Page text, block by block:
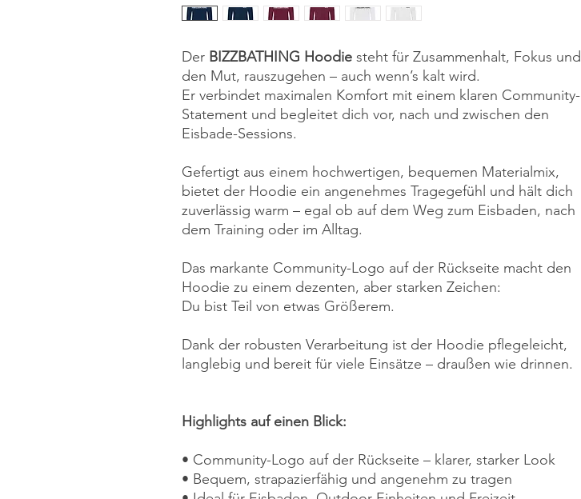
Der BIZZBATHING Hoodie steht für Zusammenhalt, Fokus und
den Mut, rauszugehen – auch wenn’s kalt wird.
Er verbindet maximalen Komfort mit einem klaren Community-
Statement und begleitet dich vor, nach und zwischen den
Eisbade-Sessions.
Gefertigt aus einem hochwertigen, bequemen Materialmix,
bietet der Hoodie ein angenehmes Tragegefühl und hält dich
zuverlässig warm – egal ob auf dem Weg zum Eisbaden, nach
dem Training oder im Alltag.
Das markante Community-Logo auf der Rückseite macht den
Hoodie zu einem dezenten, aber starken Zeichen:
Du bist Teil von etwas Größerem.
Dank der robusten Verarbeitung ist der Hoodie pflegeleicht,
langlebig und bereit für viele Einsätze – draußen wie drinnen.
Highlights auf einen Blick:
• Community-Logo auf der Rückseite – klarer, starker Look
• Bequem, strapazierfähig und angenehm zu tragen